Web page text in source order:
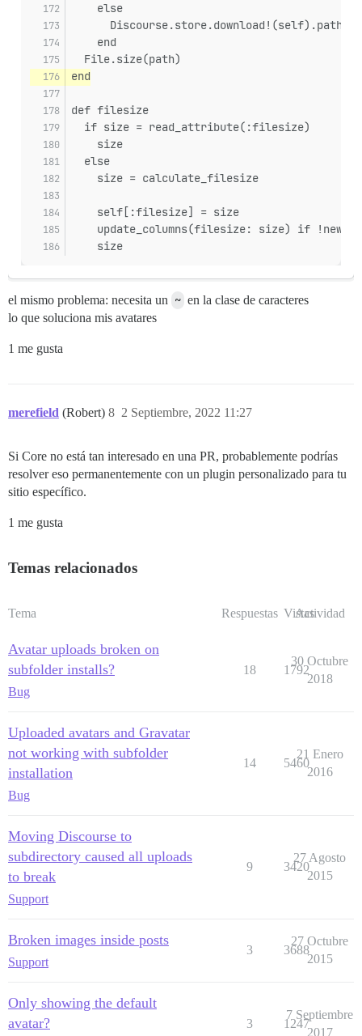
    else
      Discourse.store.download!(self).path
    end
  File.size(path)
end
def filesize
  if size = read_attribute(:filesize)
    size
  else
    size = calculate_filesize
    self[:filesize] = size
update_columns(filesize: size) if
    size
el mismo problema: necesita un ~ en la clase de caracteres
lo que soluciona mis avatares
1 me gusta
merefield (Robert) 2 Septiembre, 2022 11:27
8
Si Core no está tan interesado en una PR, probablemente podrías
resolver eso permanentemente con un plugin personalizado para tu
sitio específico.
1 me gusta
Temas relacionados
Tema Respuestas Vistas
Actividad
Avatar uploads broken on
subfolder installs?
Bug
18 1792
30 Octubre
2018
Uploaded avatars and Gravatar
not working with subfolder
installation
Bug
14 5460
21 Enero
2016
Moving Discourse to
subdirectory caused all uploads
to break
Support
9 3420
27 Agosto
2015
Broken images inside posts
Support
3 3688
27 Octubre
2015
Only showing the default
avatar?
3 1247
7 Septiembre
2017